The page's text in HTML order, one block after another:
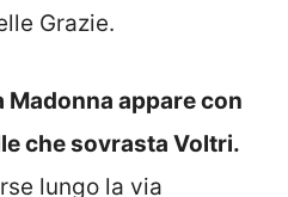
Grazie.
appare con
che sovrasta Voltri.
lungo la via